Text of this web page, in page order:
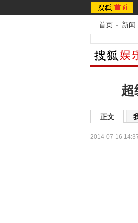
首页 - 新闻
超
正文
2014-07-16